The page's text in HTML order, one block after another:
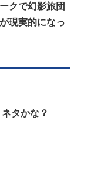
クで幻影旅団
現実的になっ
タかな？